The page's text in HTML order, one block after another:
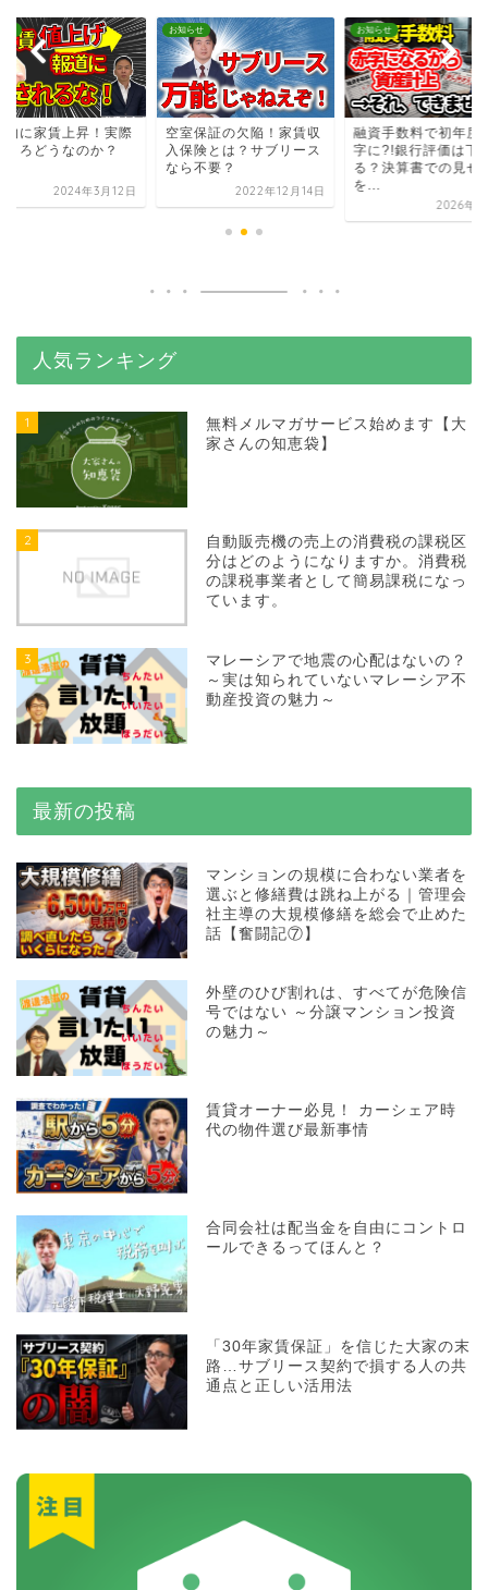
的に家賃上昇！実際
ころどうなのか？
2024年3月12日
お知らせ
空室保証の欠陥！家賃収
入保険とは？サブリース
なら不要？
2022年12月14日
お知らせ
融資手数料で初年度
字に?!銀行評価は下
る？決算書での見せ
を...
2026年8
人気ランキング
1
無料メルマガサービス始めます【大
家さんの知恵袋】
2
自動販売機の売上の消費税の課税区
分はどのようになりますか。消費税
の課税事業者として簡易課税になっ
ています。
3
マレーシアで地震の心配はないの？
～実は知られていないマレーシア不
動産投資の魅力～
最新の投稿
マンションの規模に合わない業者を
選ぶと修繕費は跳ね上がる｜管理会
社主導の大規模修繕を総会で止めた
話【奮闘記⑦】
外壁のひび割れは、すべてが危険信
号ではない ～分譲マンション投資
の魅力～
賃貸オーナー必見！ カーシェア時
代の物件選び最新事情
合同会社は配当金を自由にコントロ
ールできるってほんと？
「30年家賃保証」を信じた大家の末
路…サブリース契約で損する人の共
通点と正しい活用法